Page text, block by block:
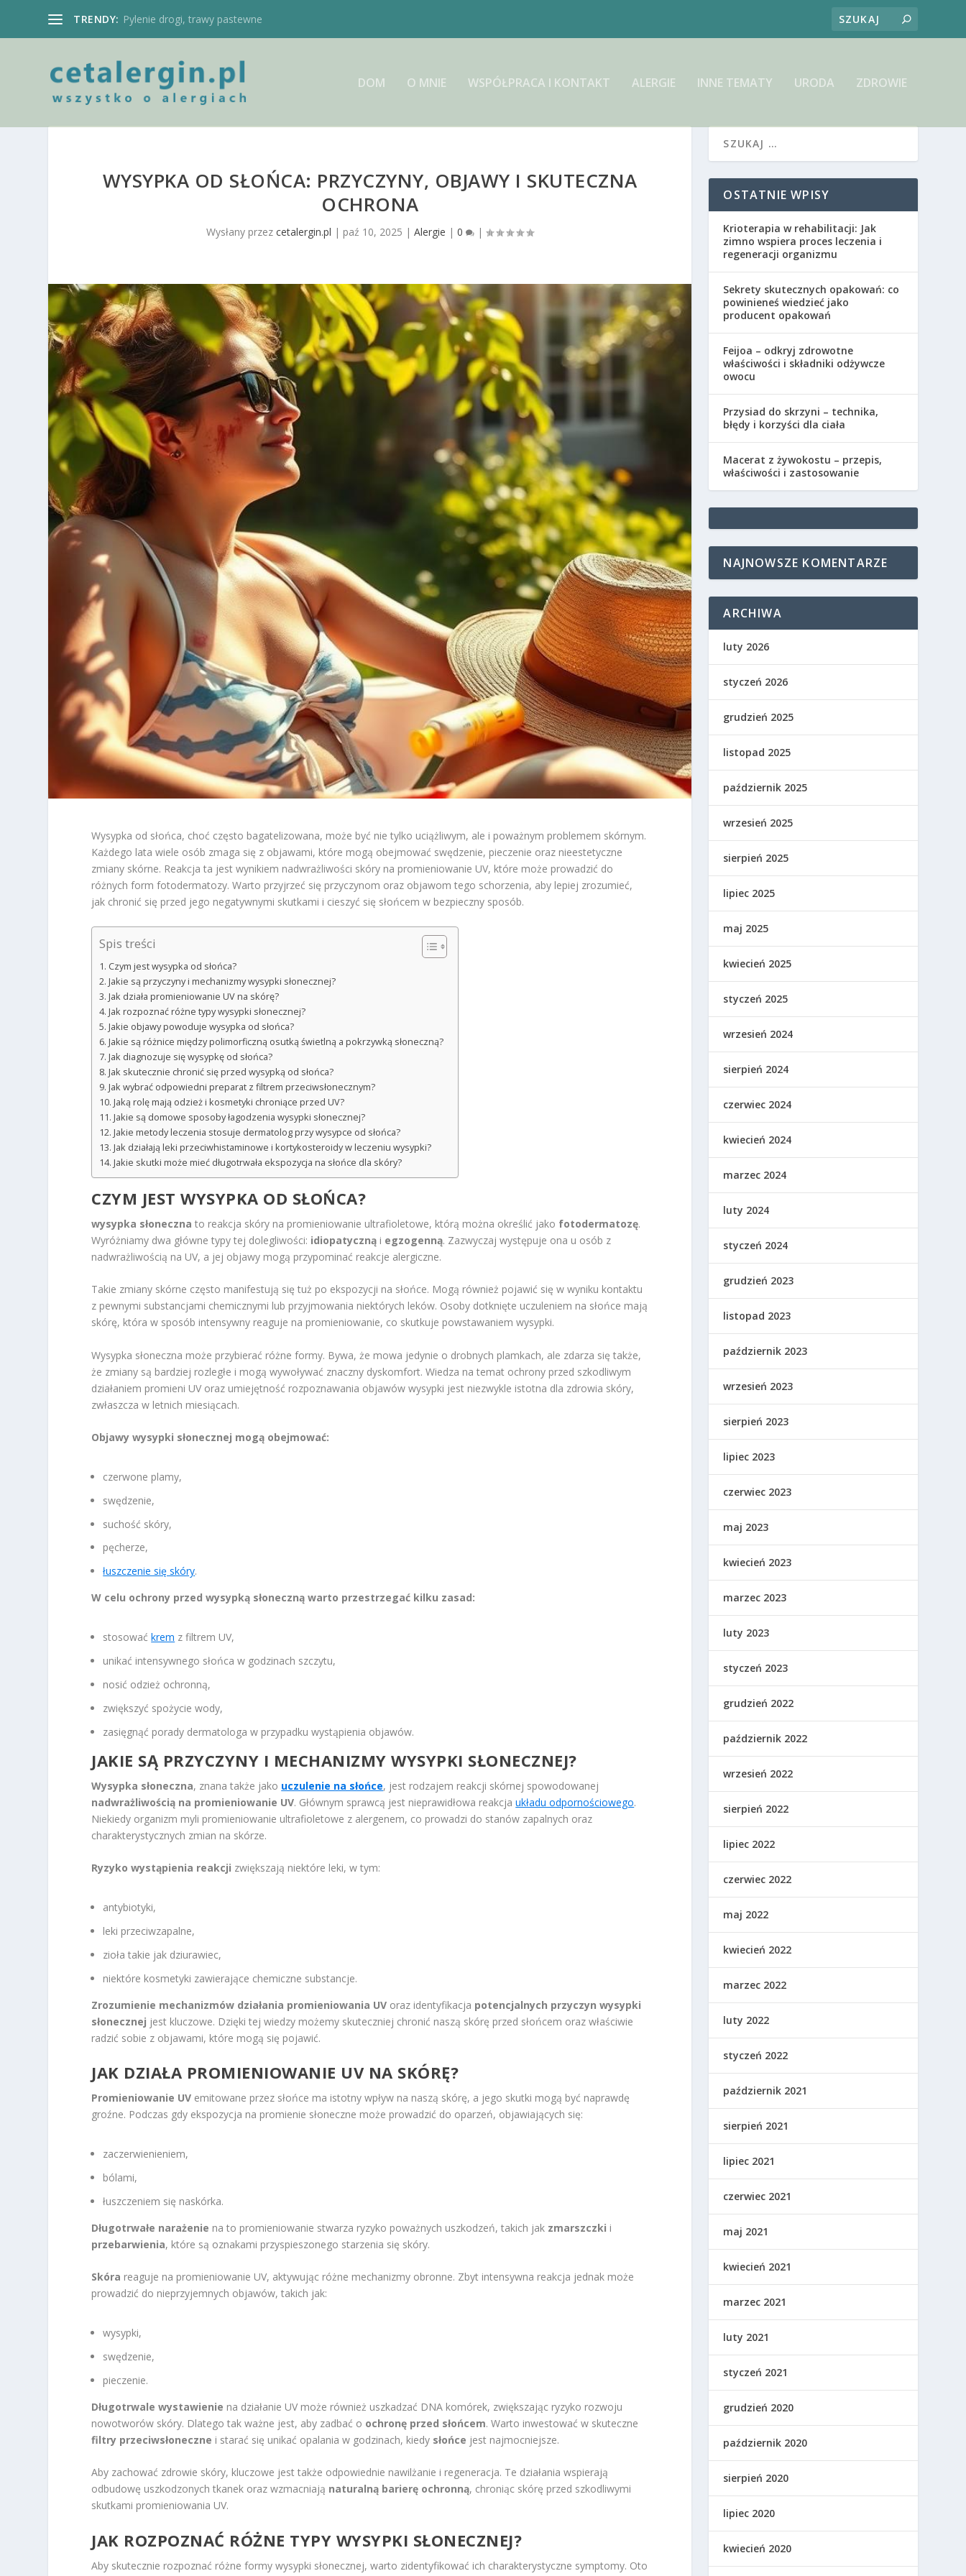
TRENDY: Pylenie drogi, trawy pastewne
DOM O MNIE WSPÓŁPRACA I KONTAKT ALERGIE INNE TEMATY URODA ZDROWIE
WYSYPKA OD SŁOŃCA: PRZYCZYNY, OBJAWY I SKUTECZNA
OCHRONA
Wysłany przezcetalergin.pl | paź 10, 2025 |Alergie |0 |
Wysypka od słońca, choć często bagatelizowana, może być nie tylko uciążliwym, ale i poważnym problemem skórnym.
Każdego lata wiele osób zmaga się z objawami, które mogą obejmować swędzenie, pieczenie oraz nieestetyczne
zmiany skórne. Reakcja ta jest wynikiem nadwrażliwości skóry na promieniowanie UV, które może prowadzić do
różnych form fotodermatozy. Warto przyjrzeć się przyczynom oraz objawom tego schorzenia, aby lepiej zrozumieć,
jak chronić się przed jego negatywnymi skutkami i cieszyć się słońcem w bezpieczny sposób.
Spis treści
Czym jest wysypka od słońca?
Jakie są przyczyny i mechanizmy wysypki słonecznej?
Jak działa promieniowanie UV na skórę?
Jak rozpoznać różne typy wysypki słonecznej?
Jakie objawy powoduje wysypka od słońca?
Jakie są różnice między polimorficzną osutką świetlną a pokrzywką słoneczną?
Jak diagnozuje się wysypkę od słońca?
Jak skutecznie chronić się przed wysypką od słońca?
Jak wybrać odpowiedni preparat z filtrem przeciwsłonecznym?
Jaką rolę mają odzież i kosmetyki chroniące przed UV?
Jakie są domowe sposoby łagodzenia wysypki słonecznej?
Jakie metody leczenia stosuje dermatolog przy wysypce od słońca?
Jak działają leki przeciwhistaminowe i kortykosteroidy w leczeniu wysypki?
Jakie skutki może mieć długotrwała ekspozycja na słońce dla skóry?
CZYM JEST WYSYPKA OD SŁOŃCA?
wysypka słoneczna to reakcja skóry na promieniowanie ultrafioletowe, którą można określić jako fotodermatozę.
Wyróżniamy dwa główne typy tej dolegliwości: idiopatyczną i egzogenną. Zazwyczaj występuje ona u osób z
nadwrażliwością na UV, a jej objawy mogą przypominać reakcje alergiczne.
Takie zmiany skórne często manifestują się tuż po ekspozycji na słońce. Mogą również pojawić się w wyniku kontaktu
z pewnymi substancjami chemicznymi lub przyjmowania niektórych leków. Osoby dotknięte uczuleniem na słońce mają
skórę, która w sposób intensywny reaguje na promieniowanie, co skutkuje powstawaniem wysypki.
Wysypka słoneczna może przybierać różne formy. Bywa, że mowa jedynie o drobnych plamkach, ale zdarza się także,
że zmiany są bardziej rozległe i mogą wywoływać znaczny dyskomfort. Wiedza na temat ochrony przed szkodliwym
działaniem promieni UV oraz umiejętność rozpoznawania objawów wysypki jest niezwykle istotna dla zdrowia skóry,
zwłaszcza w letnich miesiącach.
Objawy wysypki słonecznej mogą obejmować:
czerwone plamy,
swędzenie,
suchość skóry,
pęcherze,
łuszczenie się skóry.
W celu ochrony przed wysypką słoneczną warto przestrzegać kilku zasad:
stosowaćkrem z filtrem UV,
unikać intensywnego słońca w godzinach szczytu,
nosić odzież ochronną,
zwiększyć spożycie wody,
zasięgnąć porady dermatologa w przypadku wystąpienia objawów.
JAKIE SĄ PRZYCZYNY I MECHANIZMY WYSYPKI SŁONECZNEJ?
Wysypka słoneczna, znana także jako uczulenie na słońce, jest rodzajem reakcji skórnej spowodowanej
nadwrażliwością na promieniowanie UV. Głównym sprawcą jest nieprawidłowa reakcjaukładu odpornościowego.
Niekiedy organizm myli promieniowanie ultrafioletowe z alergenem, co prowadzi do stanów zapalnych oraz
charakterystycznych zmian na skórze.
Ryzyko wystąpienia reakcji zwiększają niektóre leki, w tym:
antybiotyki,
leki przeciwzapalne,
zioła takie jak dziurawiec,
niektóre kosmetyki zawierające chemiczne substancje.
Zrozumienie mechanizmów działania promieniowania UV oraz identyfikacja potencjalnych przyczyn wysypki
słonecznej jest kluczowe. Dzięki tej wiedzy możemy skuteczniej chronić naszą skórę przed słońcem oraz właściwie
radzić sobie z objawami, które mogą się pojawić.
JAK DZIAŁA PROMIENIOWANIE UV NA SKÓRĘ?
Promieniowanie UV emitowane przez słońce ma istotny wpływ na naszą skórę, a jego skutki mogą być naprawdę
groźne. Podczas gdy ekspozycja na promienie słoneczne może prowadzić do oparzeń, objawiających się:
zaczerwienieniem,
bólami,
łuszczeniem się naskórka.
Długotrwałe narażenie na to promieniowanie stwarza ryzyko poważnych uszkodzeń, takich jak zmarszczki i
przebarwienia, które są oznakami przyspieszonego starzenia się skóry.
Skóra reaguje na promieniowanie UV, aktywując różne mechanizmy obronne. Zbyt intensywna reakcja jednak może
prowadzić do nieprzyjemnych objawów, takich jak:
wysypki,
swędzenie,
pieczenie.
Długotrwale wystawienie na działanie UV może również uszkadzać DNA komórek, zwiększając ryzyko rozwoju
nowotworów skóry. Dlatego tak ważne jest, aby zadbać o ochronę przed słońcem. Warto inwestować w skuteczne
filtry przeciwsłoneczne i starać się unikać opalania w godzinach, kiedy słońce jest najmocniejsze.
Aby zachować zdrowie skóry, kluczowe jest także odpowiednie nawilżanie i regeneracja. Te działania wspierają
odbudowę uszkodzonych tkanek oraz wzmacniają naturalną barierę ochronną, chroniąc skórę przed szkodliwymi
skutkami promieniowania UV.
JAK ROZPOZNAĆ RÓŻNE TYPY WYSYPKI SŁONECZNEJ?
Aby skutecznie rozpoznać różne formy wysypki słonecznej, warto zidentyfikować ich charakterystyczne symptomy. Oto
OSTATNIE WPISY
Krioterapia w rehabilitacji: Jak
zimno wspiera proces leczenia i
regeneracji organizmu
Sekrety skutecznych opakowań: co
powinieneś wiedzieć jako
producent opakowań
Feijoa – odkryj zdrowotne
właściwości i składniki odżywcze
owocu
Przysiad do skrzyni – technika,
błędy i korzyści dla ciała
Macerat z żywokostu – przepis,
właściwości i zastosowanie
NAJNOWSZE KOMENTARZE
ARCHIWA
luty 2026
styczeń 2026
grudzień 2025
listopad 2025
październik 2025
wrzesień 2025
sierpień 2025
lipiec 2025
maj 2025
kwiecień 2025
styczeń 2025
wrzesień 2024
sierpień 2024
czerwiec 2024
kwiecień 2024
marzec 2024
luty 2024
styczeń 2024
grudzień 2023
listopad 2023
październik 2023
wrzesień 2023
sierpień 2023
lipiec 2023
czerwiec 2023
maj 2023
kwiecień 2023
marzec 2023
luty 2023
styczeń 2023
grudzień 2022
październik 2022
wrzesień 2022
sierpień 2022
lipiec 2022
czerwiec 2022
maj 2022
kwiecień 2022
marzec 2022
luty 2022
styczeń 2022
październik 2021
sierpień 2021
lipiec 2021
czerwiec 2021
maj 2021
kwiecień 2021
marzec 2021
luty 2021
styczeń 2021
grudzień 2020
październik 2020
sierpień 2020
lipiec 2020
kwiecień 2020